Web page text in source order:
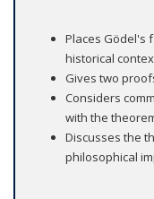
Places Gödel's
historical
Gives two
Considers
with the
Discusses the
philosophical